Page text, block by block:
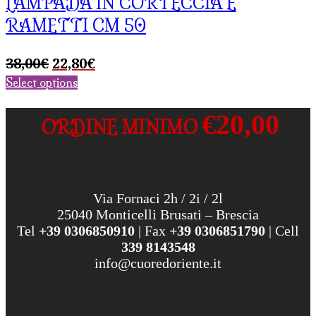
RAMETTI CM 50
38,00€ Il
prezzo
era:
38,00€.
22,80€Il
è:
22,80€.
Select options
ORDINE MINIMO€20,00
Via Fornaci 2h / 2i / 2l
25040 Monticelli Brusati – Brescia
Tel +39 0306850910 | Fax +39 0306851790 | Cell
339 8143548
info@cuoredoriente.it